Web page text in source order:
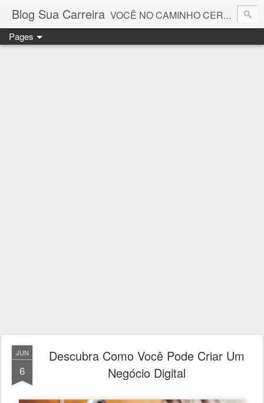
Blog Sua Carreira VOCÊ NO CAMINHO CERTO! 🤓💻🚀
Pages
JUN
6
Descubra Como Você Pode Criar Um
Negócio Digital